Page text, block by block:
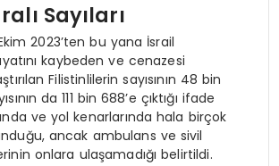
Sayıları
2023’ten bu yana İsrail
kaybeden ve cenazesi
Filistinlilerin sayısının 48 bin
da 111 bin 688’e çıktığı ifade
ve yol kenarlarında hala birçok
ancak ambulans ve sivil
onlara ulaşamadığı belirtildi.